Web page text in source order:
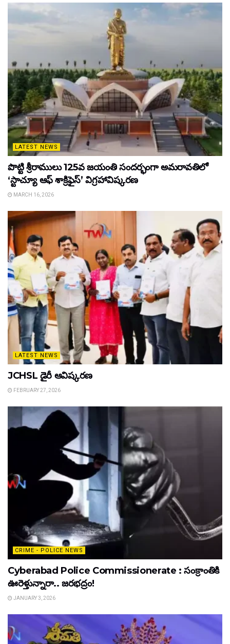
LATEST NEWS
పొట్టి శ్రీరాములు 125వ జయంతి సందర్భంగా అమరావతిలో
‘స్టాచ్యూ ఆఫ్ శాక్రిఫైస్’ విగ్రహావిష్కరణ
MARCH 16, 2026
LATEST NEWS
JCHSL డైరీ ఆవిష్కరణ
FEBRUARY 27, 2026
CRIME - POLICE NEWS
Cyberabad Police Commissionerate : సంక్రాంతికి
ఊరెళ్తున్నారా.. జరభద్రం!
JANUARY 3, 2026